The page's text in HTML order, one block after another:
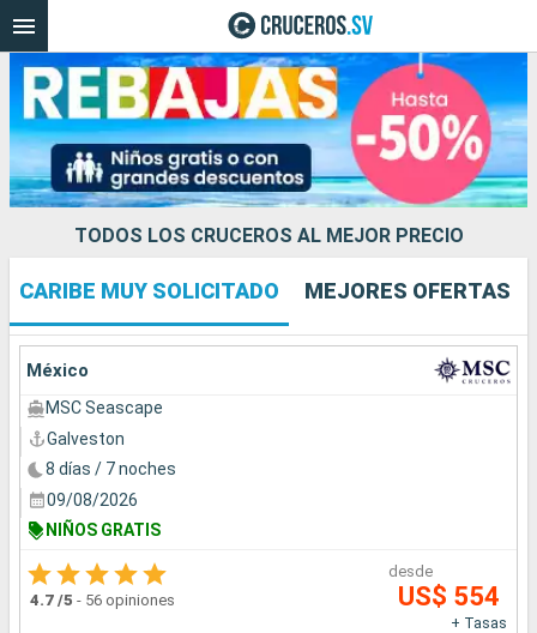
Fecha de salida
TODOS LOS CRUCEROS AL MEJOR PRECIO
CARIBE MUY SOLICITADO MEJORES OFERTAS
México
MSC Seascape
Galveston
8 días / 7 noches
09/08/2026
NIÑOS GRATIS
4.7 /5 - 56 opiniones
desde
US$ 554
+ Tasas